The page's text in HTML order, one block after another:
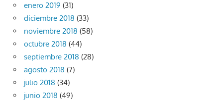
enero 2019 (31)
diciembre 2018 (33)
noviembre 2018 (58)
octubre 2018 (44)
septiembre 2018 (28)
agosto 2018 (7)
julio 2018 (34)
junio 2018 (49)